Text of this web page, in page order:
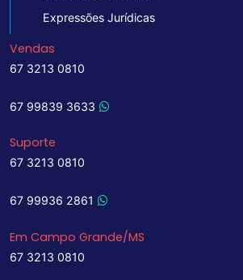
Expressões Jurídicas
Vendas
67 3213 0810
67 99839 3633
Suporte
67 3213 0810
67 99936 2861
Em Campo Grande/MS
67 3213 0810